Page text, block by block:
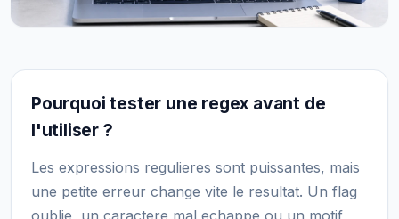
Pourquoi tester une regex avant de
l'utiliser ?
Les expressions regulieres sont puissantes, mais
une petite erreur change vite le resultat. Un flag
oublie, un caractere mal echappe ou un motif